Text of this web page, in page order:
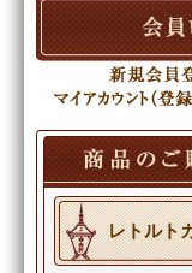
レトルト